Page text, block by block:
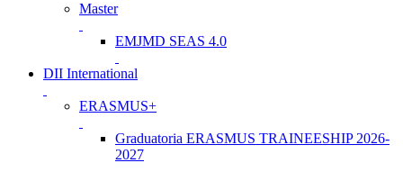
Master
EMJMD SEAS 4.0
DII International
ERASMUS+
Graduatoria ERASMUS TRAINEESHIP 2026-
2027